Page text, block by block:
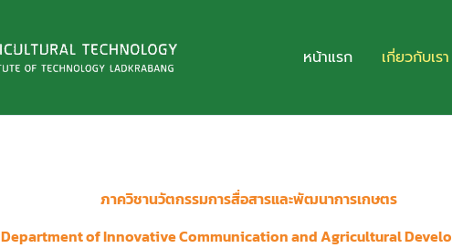
หน้าแรก เกี่ยวกับเรา
ภาควิชานวัตกรรมการสื่อสารและพัฒนาการเกษตร
Department of Innovative Communication and Agricultural